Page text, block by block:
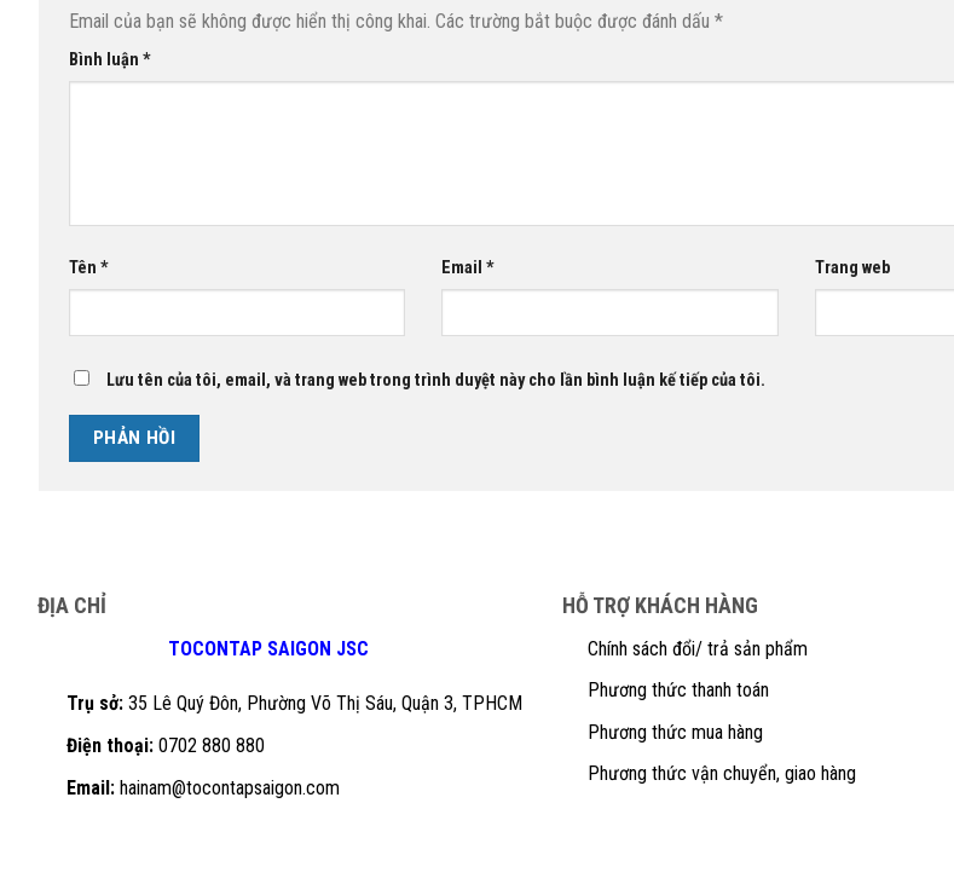
Email của bạn sẽ không được hiển thị công khai. Các trường bắt buộc được đánh dấu *
Bình luận *
Tên * Email* Trang web
Lưu tên của tôi, email, và trang web trong trình duyệt này cho lần bình luận kế tiếp của tôi.
ĐỊA CHỈ
TOCONTAP SAIGON JSC
Trụ sở:35 Lê Quý Đôn, Phường Võ Thị Sáu, Quận 3, TPHCM
Điện thoại: 0702 880 880
Email: hainam@tocontapsaigon.com
HỖ TRỢ KHÁCH HÀNG
Chính sách đổi/ trả sản phẩm
Phương thức thanh toán
Phương thức mua hàng
Phương thức vận chuyển, giao hàng